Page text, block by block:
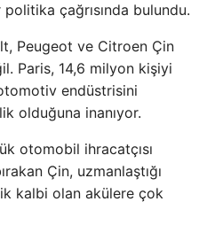
çağrısında bulundu.
Peugeot ve Citroen Çin
Paris, 14,6 milyon kişiyi
endüstrisini
olduğuna inanıyor.
otomobil ihracatçısı
Çin, uzmanlaştığı
kalbi olan akülere çok